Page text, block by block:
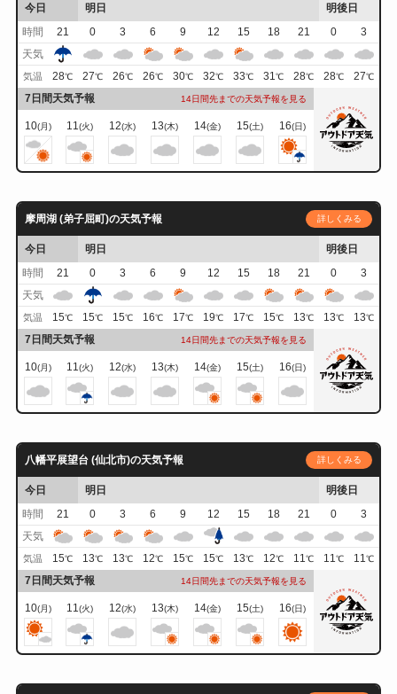
今日 明日
明後日
時間
21 0 3 6 9 12 15 18 21 0
3
天気
気温 28℃ 27℃ 26℃ 26℃ 30℃ 32℃ 33℃ 31℃ 28℃ 28℃ 27℃
7日間天気予報 14日間先までの天気予報を見る
10(月) 11(火) 12(水) 13(木) 14(金) 15(土) 16(日)
摩周湖 (弟子屈町)の天気予報 詳しくみる
今日 明日
明後日
時間
21 0 3 6 9 12 15 18 21 0
3
天気
気温 15℃ 15℃ 15℃ 16℃ 17℃ 19℃ 17℃ 15℃ 13℃ 13℃ 13℃
7日間天気予報 14日間先までの天気予報を見る
10(月) 11(火) 12(水) 13(木) 14(金) 15(土) 16(日)
八幡平展望台 (仙北市)の天気予報 詳しくみる
今日 明日
明後日
時間
21 0 3 6 9 12 15 18 21 0
3
天気
気温 15℃ 13℃ 13℃ 12℃ 15℃ 15℃ 13℃ 12℃ 11℃ 11℃ 11℃
7日間天気予報 14日間先までの天気予報を見る
10(月) 11(火) 12(水) 13(木) 14(金) 15(土) 16(日)